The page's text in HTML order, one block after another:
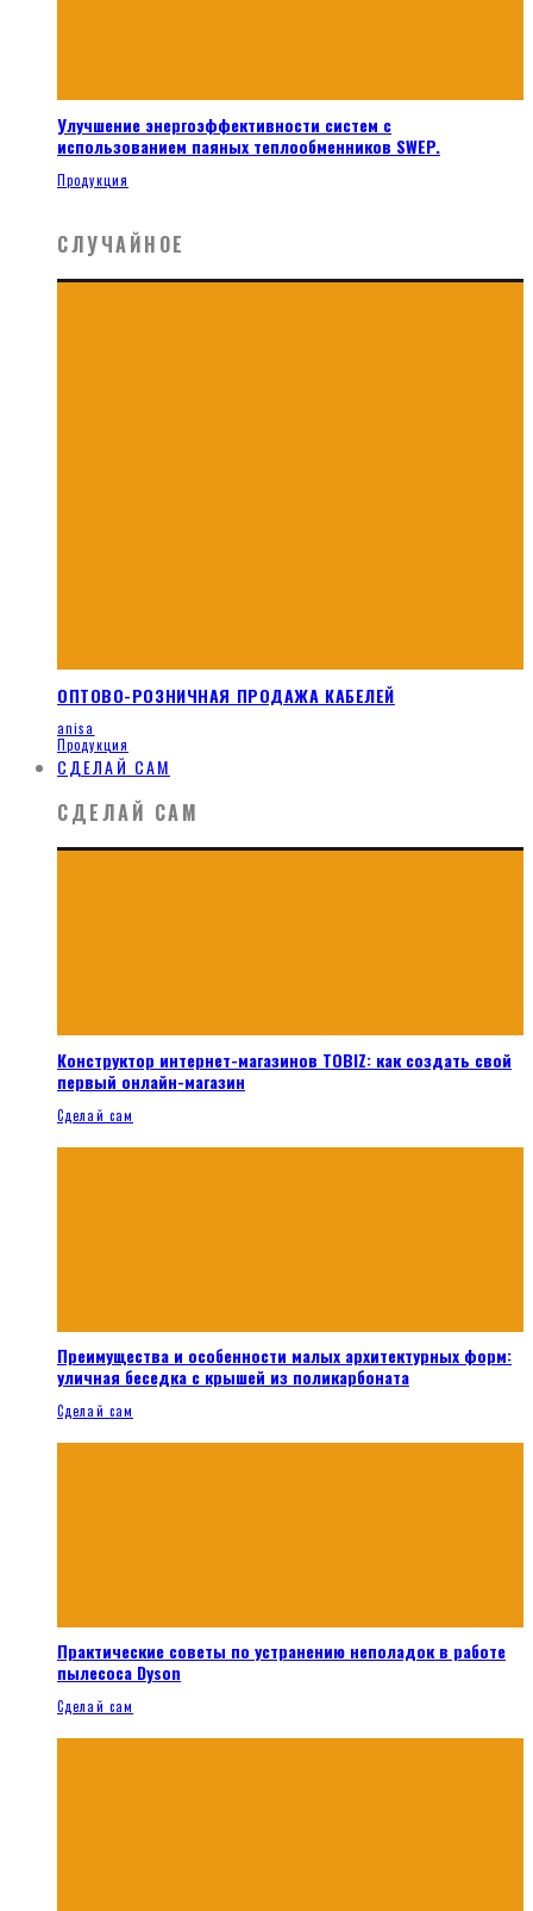
Улучшение энергоэффективности систем с
использованием паяных теплообменников SWEP.
Продукция
СЛУЧАЙНОЕ
ОПТОВО-РОЗНИЧНАЯ ПРОДАЖА КАБЕЛЕЙ
anisa
Продукция
СДЕЛАЙ САМ
СДЕЛАЙ САМ
Конструктор интернет-магазинов TOBIZ: как создать свой
первый онлайн-магазин
Сделай сам
Преимущества и особенности малых архитектурных форм:
уличная беседка с крышей из поликарбоната
Сделай сам
Практические советы по устранению неполадок в работе
пылесоса Dyson
Сделай сам